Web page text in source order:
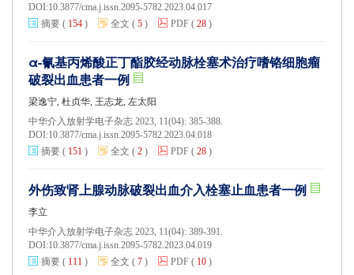
DOI:10.3877/cma.j.issn.2095-5782.2023.04.017
摘要 ( 154 ) 全文 ( 5 ) PDF ( 28 )
α-氰基丙烯酸正丁酯胶经动脉栓塞术治疗嗜铬细胞瘤
破裂出血患者一例
梁逸宁, 杜贞华, 王志龙, 左太阳
中华介入放射学电子杂志 2023, 11(04): 385-388.
DOI:10.3877/cma.j.issn.2095-5782.2023.04.018
摘要 ( 151 ) 全文 ( 2 ) PDF ( 28 )
外伤致肾上腺动脉破裂出血介入栓塞止血患者一例
李立
中华介入放射学电子杂志 2023, 11(04): 389-391.
DOI:10.3877/cma.j.issn.2095-5782.2023.04.019
摘要 ( 111 ) 全文 ( 7 ) PDF ( 10 )